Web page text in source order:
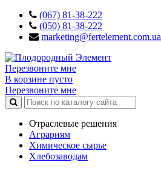
(067) 81-38-222
(050) 81-38-222
marketing@fertelement.com.ua
Перезвоните мне
В корзине пусто
Перезвоните мне
Отраслевые решения
Аграриям
Химическое сырье
Хлебозаводам